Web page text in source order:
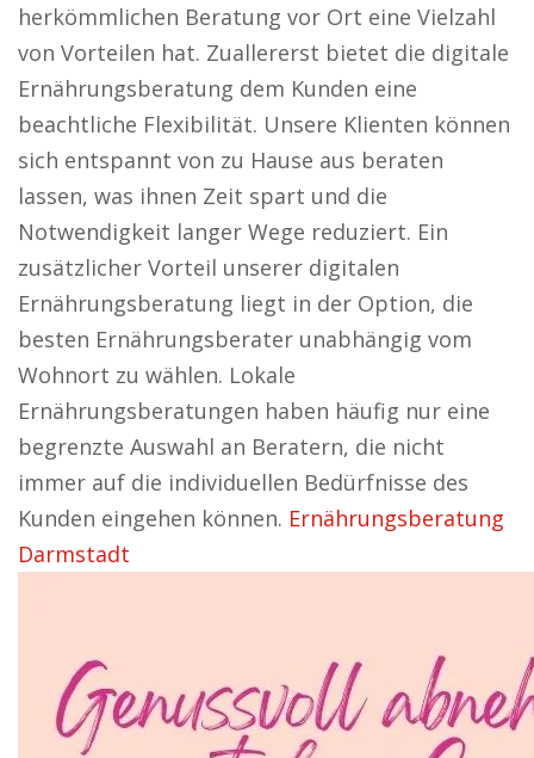
herkömmlichen Beratung vor Ort eine Vielzahl
von Vorteilen hat. Zuallererst bietet die digitale
Ernährungsberatung dem Kunden eine
beachtliche Flexibilität. Unsere Klienten können
sich entspannt von zu Hause aus beraten
lassen, was ihnen Zeit spart und die
Notwendigkeit langer Wege reduziert. Ein
zusätzlicher Vorteil unserer digitalen
Ernährungsberatung liegt in der Option, die
besten Ernährungsberater unabhängig vom
Wohnort zu wählen. Lokale
Ernährungsberatungen haben häufig nur eine
begrenzte Auswahl an Beratern, die nicht
immer auf die individuellen Bedürfnisse des
Kunden eingehen können. Ernährungsberatung
Darmstadt